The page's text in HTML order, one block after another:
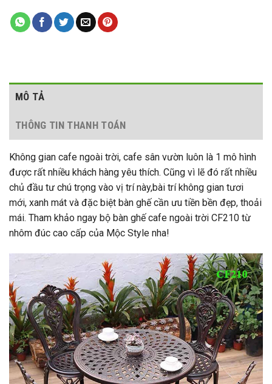
MÔ TẢ
THÔNG TIN THANH TOÁN
Không gian cafe ngoài trời, cafe sân vườn luôn là 1 mô hình
được rất nhiều khách hàng yêu thích. Cũng vì lẽ đó rất nhiều
chủ đầu tư chú trọng vào vị trí này,bài trí không gian tươi
mới, xanh mát và đặc biệt bàn ghế cần ưu tiền bền đẹp, thoải
mái. Tham khảo ngay bộ bàn ghế cafe ngoài trời CF210 từ
nhôm đúc cao cấp của Mộc Style nha!